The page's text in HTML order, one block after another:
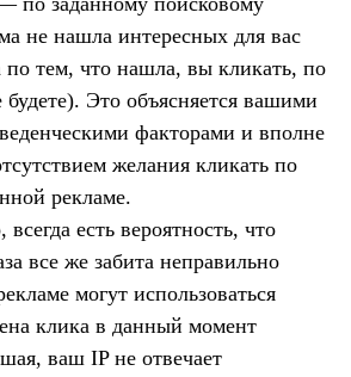
не нашла интересных для вас
по тем, что нашла, вы кликать, по
Это объясняется вашими
факторами и вполне
желания кликать по
рекламе.
есть вероятность, что
все же забита неправильно
могут использоваться
клика в данный момент
ваш IP не отвечает